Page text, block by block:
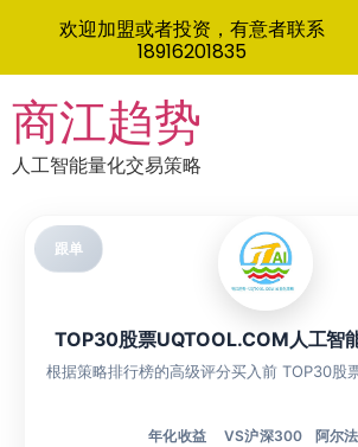
to
content
商江趋势
人工智能量化交易策略
跟单
TOP30股票UQTOOL.COM人工智
根据策略排行榜的高级评分买入前 TOP30股
年化收益 VS沪深300 阿尔
欢迎加盟或者投资，有意者联系
18916201835